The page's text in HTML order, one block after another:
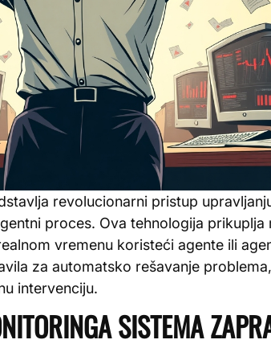
revolucionarni pristup
proces. Ova tehnologija prikuplja
vremenu koristeći agente ili
za automatsko rešavanje
intervenciju.
SISTEMA